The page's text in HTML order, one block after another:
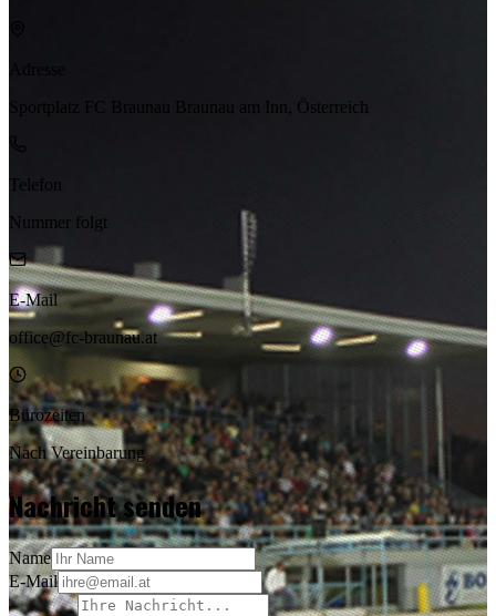
Sportplatz FC Braunau Braunau am Inn, Österreich
Telefon
Nummer folgt
E-Mail
office@fc-braunau.at
Bürozeiten
Nach Vereinbarung
Nachricht senden
Name
E-Mail